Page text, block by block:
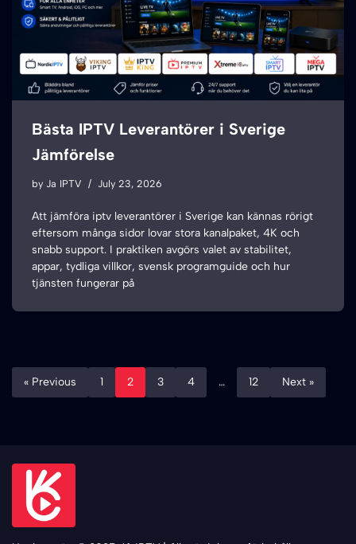
Bästa IPTV Leverantörer i Sverige
Jämförelse
by Ja IPTV July 23, 2026
Att jämföra iptv leverantörer i Sverige kan kännas rörigt
eftersom många sidor lovar stora kanalpaket, 4K och
snabb support. I praktiken avgörs valet av stabilitet,
appar, tydliga villkor, svensk programguide och hur
tjänsten fungerar på
« Previous 1 2 3 4 … 12 Next »